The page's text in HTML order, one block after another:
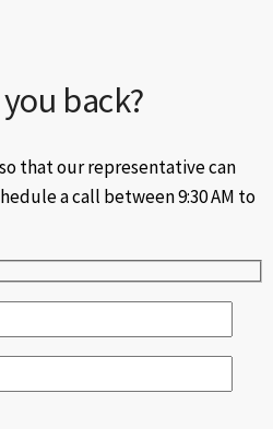
back?
that our representative can
a call between 9:30 AM to